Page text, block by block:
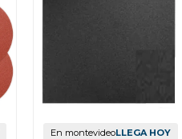
En montevideoLLEGA HOY